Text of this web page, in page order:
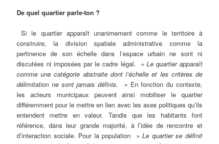
De quel quartier parle-ton ?
Si le quartier apparaît unanimement comme le territoire à
construire, la division spatiale administrative comme la
pertinence de son échelle dans l’espace urbain ne sont ni
discutées ni imposées par le cadre légal.
» Le quartier apparaît
comme une catégorie abstraite dont l’échelle et les critères de
délimitation ne sont jamais définis.
» En fonction du contexte,
les acteurs municipaux peuvent ainsi mobiliser le quartier
différemment pour le mettre en lien avec les axes politiques qu’ils
entendent mettre en valeur. Tandis que les habitants font
référence, dans leur grande majorité, à l’idée de rencontre et
d’interaction sociale. Pour la population »Le quartier se définit